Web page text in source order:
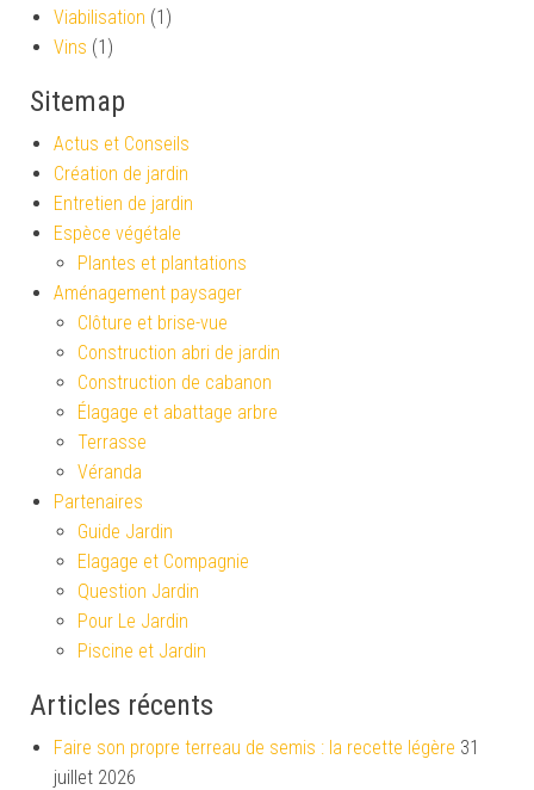
Viabilisation (1)
Vins (1)
Sitemap
Actus et Conseils
Création de jardin
Entretien de jardin
Espèce végétale
Plantes et plantations
Aménagement paysager
Clôture et brise-vue
Construction abri de jardin
Construction de cabanon
Élagage et abattage arbre
Terrasse
Véranda
Partenaires
Guide Jardin
Elagage et Compagnie
Question Jardin
Pour Le Jardin
Piscine et Jardin
Articles récents
Faire son propre terreau de semis : la recette légère 31
juillet 2026